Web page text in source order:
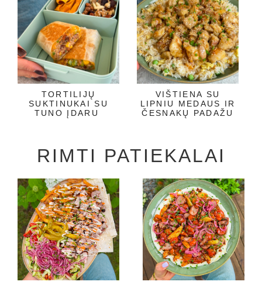
TORTILIJŲ
SUKTINUKAI SU
TUNO ĮDARU
VIŠTIENA SU
LIPNIU MEDAUS IR
ČESNAKŲ PADAŽU
RIMTI PATIEKALAI